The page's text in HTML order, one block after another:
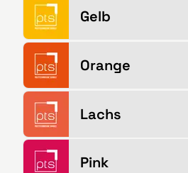
Gelb
Orange
Lachs
Pink